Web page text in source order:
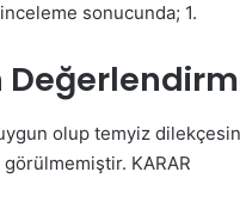
sonucunda; 1.
olup temyiz
KARAR